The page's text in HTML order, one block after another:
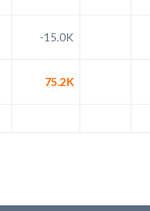
-15.0K
75.2K